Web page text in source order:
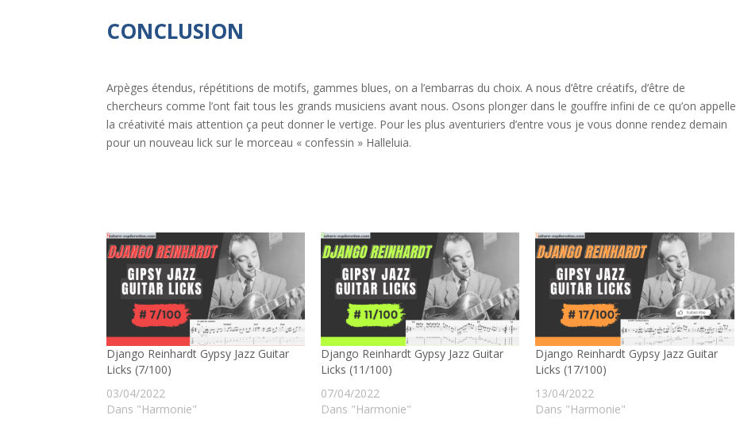
CONCLUSION
Arpèges étendus, répétitions de motifs, gammes blues, on a l’embarras du choix. A nous d’être créatifs, d’être de
chercheurs comme l’ont fait tous les grands musiciens avant nous. Osons plonger dans le gouffre infini de ce qu’on appelle
la créativité mais attention ça peut donner le vertige. Pour les plus aventuriers d’entre vous je vous donne rendez demain
pour un nouveau lick sur le morceau « confessin » Halleluia.
Django Reinhardt Gypsy Jazz Guitar
Licks (7/100)
03/04/2022
Dans "Harmonie"
Django Reinhardt Gypsy Jazz Guitar
Licks (11/100)
07/04/2022
Dans "Harmonie"
Django Reinhardt Gypsy Jazz Guitar
Licks (17/100)
13/04/2022
Dans "Harmonie"